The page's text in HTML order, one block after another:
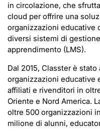
in circolazione, che
cloud per offrire una
organizzazioni educative
diversi sistemi di
apprendimento (LMS).
Dal 2015, Classter è
organizzazioni educative
affiliati e rivenditori in
Oriente e Nord America.
oltre 500 organizzazioni
milione di alunni,